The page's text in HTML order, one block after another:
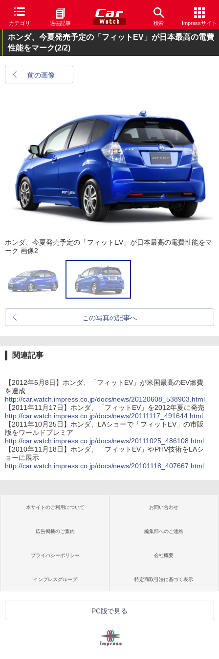
カテゴリ 過去記事 検索 Impressサイト
ホンダ、今夏発売予定の「フィットEV」が日本最高の電費
性能をマーク(2/2)
前の画像
ホンダ、今夏発売予定の「フィットEV」が日本最高の電費性能をマ
ーク 画像2
この写真の記事へ
関連記事
【2012年6月8日】ホンダ、「フィットEV」が米国最高のEV燃費
を達成
http://car.watch.impress.co.jp/docs/news/20120608_538903.html
【2011年11月17日】ホンダ、「フィットEV」を2012年夏に発売
http://car.watch.impress.co.jp/docs/news/20111117_491644.html
【2011年10月25日】ホンダ、LAショーで「フィットEV」の市販
版をワールドプレミア
http://car.watch.impress.co.jp/docs/news/20111025_486108.html
【2010年11月18日】ホンダ、「フィットEV」やPHV技術をLAシ
ョーに展示
http://car.watch.impress.co.jp/docs/news/20101118_407667.html
本サイトのご利用について お問い合わせ
広告掲載のご案内 編集部へのご連絡
プライバシーポリシー 会社概要
インプレスグループ 特定商取引法に基づく表示
PC版で見る